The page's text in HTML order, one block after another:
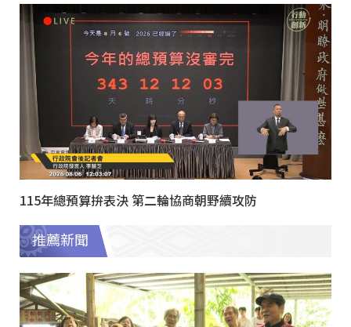
115年總預算拚表決 第二輪協商朝野續攻防
推薦新聞